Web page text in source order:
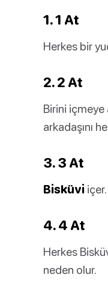
1. 1 At
Herkes bir
2. 2 At
Birini içmeye
arkadaşını
3. 3 At
Bisküvi
4. 4 At
Herkes
neden olur.